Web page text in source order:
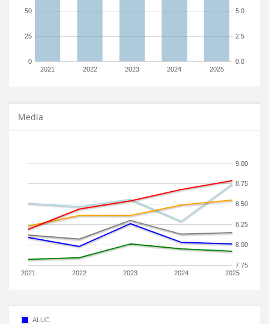
2021 2022 2023 2024 2025
0
25
50
0.0
2.5
5.0
Media
2021 2022 2023 2024 2025
7.75
8.00
8.25
8.50
8.75
9.00
ALUC